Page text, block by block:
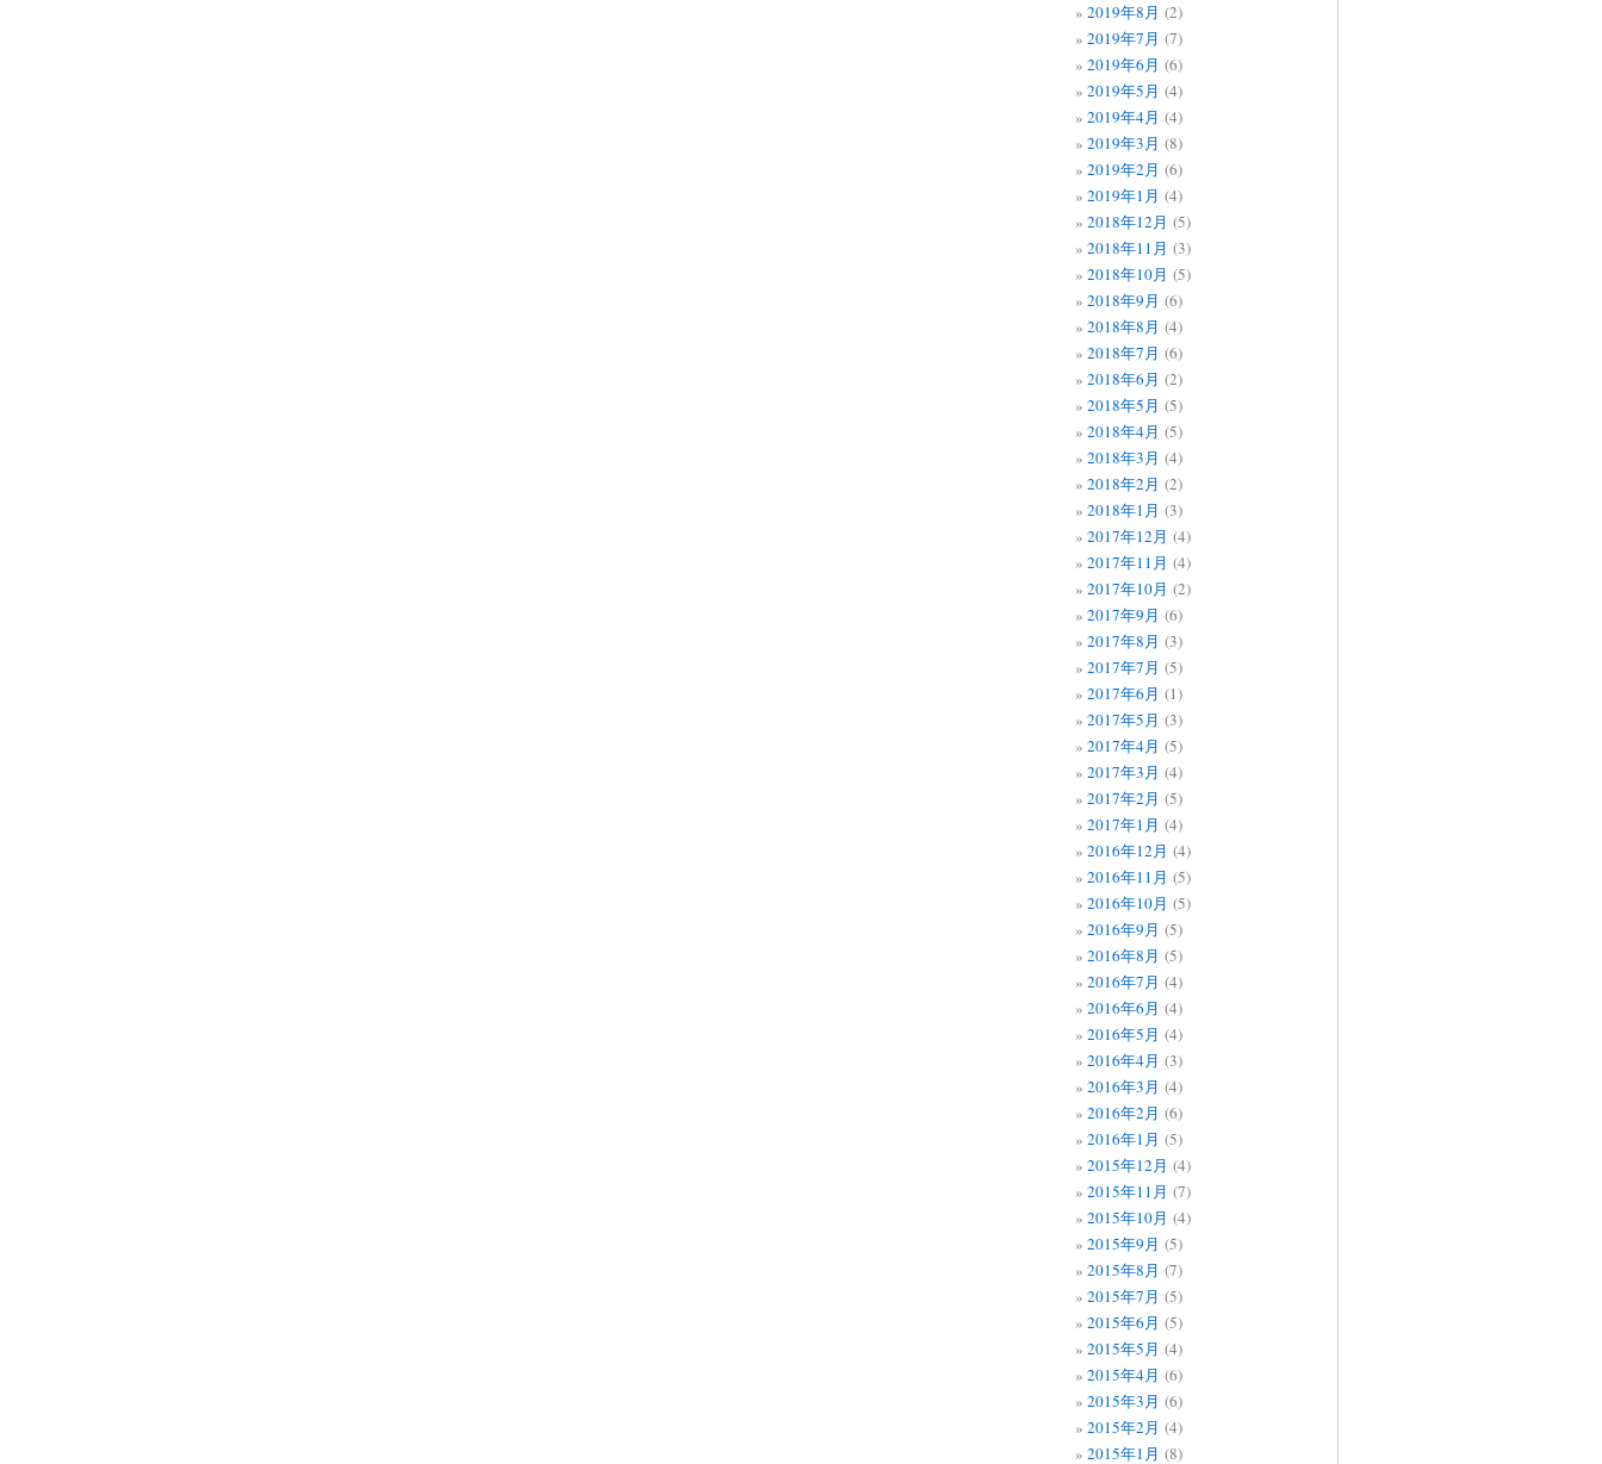
2019年8月 (2)
2019年7月 (7)
2019年6月 (6)
2019年5月 (4)
2019年4月 (4)
2019年3月 (8)
2019年2月 (6)
2019年1月 (4)
2018年12月 (5)
2018年11月 (3)
2018年10月 (5)
2018年9月 (6)
2018年8月 (4)
2018年7月 (6)
2018年6月 (2)
2018年5月 (5)
2018年4月 (5)
2018年3月 (4)
2018年2月 (2)
2018年1月 (3)
2017年12月 (4)
2017年11月 (4)
2017年10月 (2)
2017年9月 (6)
2017年8月 (3)
2017年7月 (5)
2017年6月 (1)
2017年5月 (3)
2017年4月 (5)
2017年3月 (4)
2017年2月 (5)
2017年1月 (4)
2016年12月 (4)
2016年11月 (5)
2016年10月 (5)
2016年9月 (5)
2016年8月 (5)
2016年7月 (4)
2016年6月 (4)
2016年5月 (4)
2016年4月 (3)
2016年3月 (4)
2016年2月 (6)
2016年1月 (5)
2015年12月 (4)
2015年11月 (7)
2015年10月 (4)
2015年9月 (5)
2015年8月 (7)
2015年7月 (5)
2015年6月 (5)
2015年5月 (4)
2015年4月 (6)
2015年3月 (6)
2015年2月 (4)
2015年1月 (8)